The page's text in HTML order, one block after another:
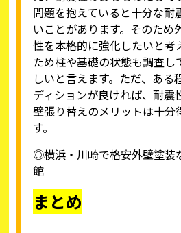
問題を抱えていると十分な耐
いことがあります。そのため
性を本格的に強化したいと考
ため柱や基礎の状態も調査し
しいと言えます。ただ、ある
ディションが良ければ、耐震
壁張り替えのメリットは十分
す。
◎横浜・川崎で格安外壁塗装
館
まとめ